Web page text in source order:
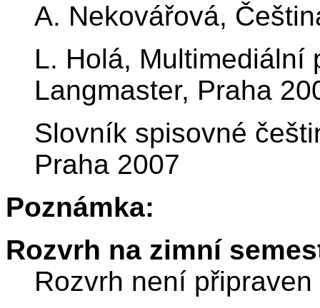
A. Nekovářová,
L. Holá, Multimediální
Langmaster, Praha
Slovník spisovné
Praha 2007
Poznámka:
Rozvrh na zimní
Rozvrh není připraven